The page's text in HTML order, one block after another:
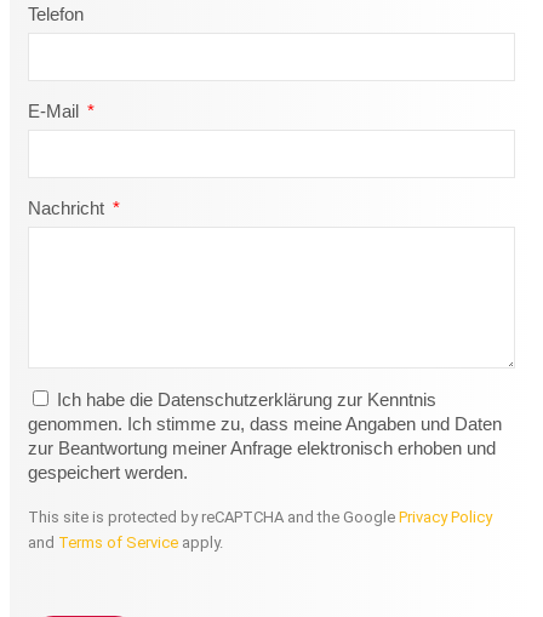
Telefon
E-Mail
Nachricht
Ich habe die Datenschutzerklärung zur Kenntnis
genommen. Ich stimme zu, dass meine Angaben und Daten
zur Beantwortung meiner Anfrage elektronisch erhoben und
gespeichert werden.
This site is protected by reCAPTCHA and the Google Privacy Policy
and Terms of Service apply.